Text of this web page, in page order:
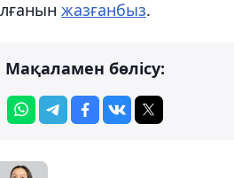
жазғанбыз.
Мақаламен бөлісу: